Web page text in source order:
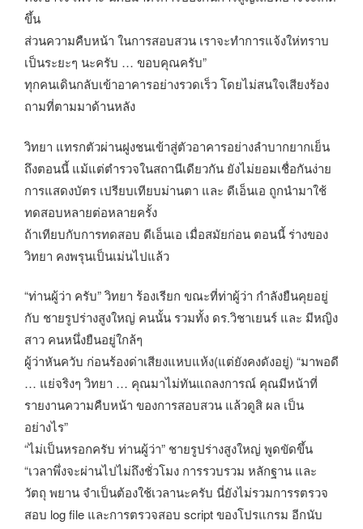
ขึ้น
ส่วนความคืบหน้า ในการสอบสวน เราจะทำการแจ้งให่ทราบ
เป็นระยะๆ นะครับ … ขอบคุณครับ”
ทุกคนเดินกลับเข้าอาคารอย่างรวดเร็ว โดยไม่สนใจเสียงร้อง
ถามที่ตามมาด้านหลัง
วิทยา แทรกตัวผ่านฝูงชนเข้าสู่ตัวอาคารอย่างลำบากยากเย็น
ถึงตอนนี้ แม้แต่ตำรวจในสถานีเดียวกัน ยังไม่ยอมเชื่อกันง่าย
การแสดงบัตร เปรียบเทียบม่านตา และ ดีเอ็นเอ ถูกนำมาใช้
ทดสอบหลายต่อหลายครั้ง
ถ้าเทียบกับการทดสอบ ดีเอ็นเอ เมื่อสมัยก่อน ตอนนี้ ร่างของ
วิทยา คงพรุนเป็นเม่นไปแล้ว
“ท่านผู้ว่า ครับ” วิทยา ร้องเรียก ขณะที่ท่าผู้ว่า กำลังยืนคุยอยู่
กับ ชายรูปร่างสูงใหญ่ คนนั้น รวมทั้ง ดร.วิชาเยนร์ และ มีหญิง
สาว คนหนึ่งยืนอยู่ใกล้ๆ
ผู้ว่าหันควับ ก่อนร้องด่าเสียงแหบแห้ง(แต่ยังคงดังอยู่) “มาพอดี
… แย่จริงๆ วิทยา … คุณมาไม่ทันแถลงการณ์ คุณมีหน้าที่
รายงานความคืบหน้า ของการสอบสวน แล้วดูสิ ผล เป็น
อย่างไร”
“ไม่เป็นหรอกครับ ท่านผู้ว่า” ชายรูปร่างสูงใหญ่ พูดขัดขึ้น
“เวลาพึ่งจะผ่านไปไม่ถึงชั่วโมง การรวบรวม หลักฐาน และ
วัตถุ พยาน จำเป็นต้องใช้เวลานะครับ นี่ยังไม่รวมการรตรวจ
สอบ log file และการตรวจสอบ script ของโปรแกรม อีกนับ